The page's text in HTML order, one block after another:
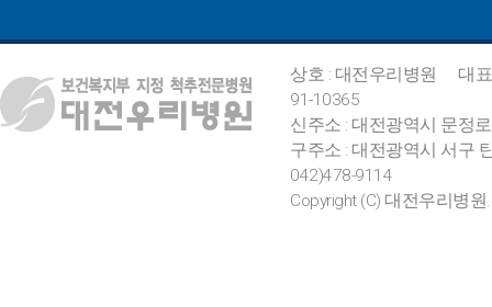
상호 : 대전우리병원
대
91-10365
신주소 : 대전광역시 문정
구주소 : 대전광역시 서구
042)478-9114
Copyright (C) 대전우리병원